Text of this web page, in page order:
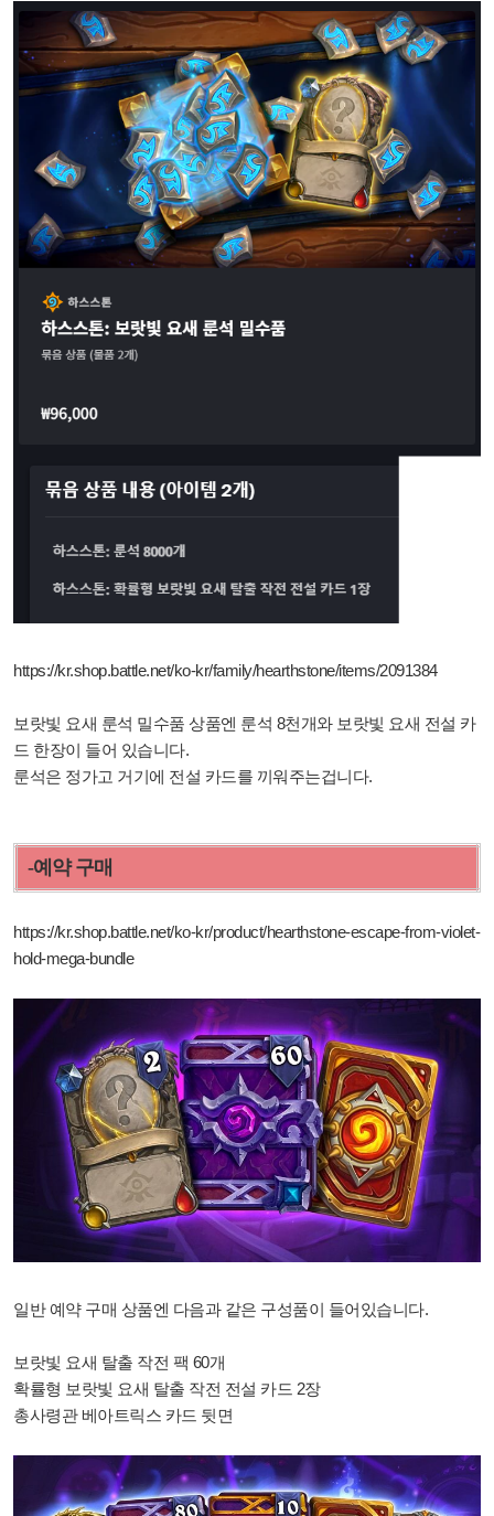
https://kr.shop.battle.net/ko-kr/family/hearthstone/items/2091384
보랏빛 요새 룬석 밀수품 상품엔 룬석 8천개와 보랏빛 요새 전설 카
드 한장이 들어 있습니다.
룬석은 정가고 거기에 전설 카드를 끼워주는겁니다.
-예약 구매
https://kr.shop.battle.net/ko-kr/product/hearthstone-escape-from-violet-
hold-mega-bundle
일반 예약 구매 상품엔 다음과 같은 구성품이 들어있습니다.
보랏빛 요새 탈출 작전 팩 60개
확률형 보랏빛 요새 탈출 작전 전설 카드 2장
총사령관 베아트릭스 카드 뒷면